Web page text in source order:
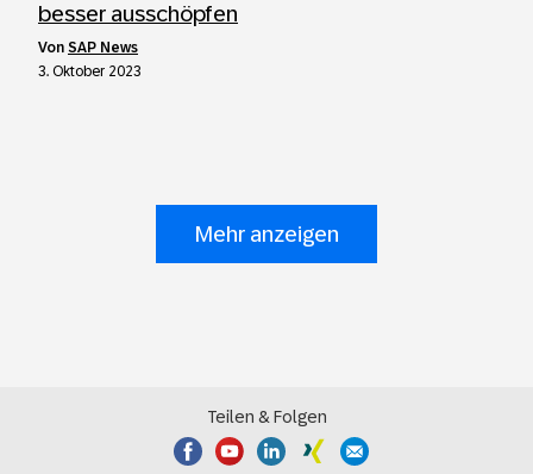
besser ausschöpfen
von SAP News
3. Oktober 2023
Mehr anzeigen
Teilen & Folgen